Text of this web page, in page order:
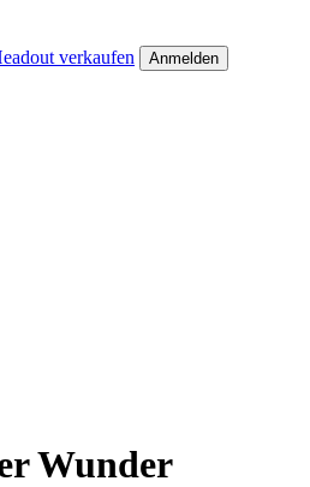
verkaufen Anmelden
Wunder